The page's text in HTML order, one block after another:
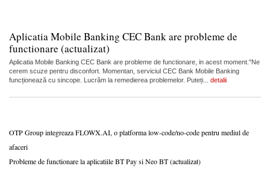
Aplicatia Mobile Banking CEC Bank are probleme de
functionare (actualizat)
Aplicatia Mobile Banking CEC Bank are probleme de functionare, in acest moment."Ne
cerem scuze pentru disconfort. Momentan, serviciul CEC Bank Mobile Banking
funcționează cu sincope. Lucrăm la remedierea problemelor. Puteți... detalii
OTP Group integreaza FLOWX.AI, o platforma low-code/no-code pentru mediul de
afaceri
Probleme de functionare la aplicatiile BT Pay si Neo BT (actualizat)